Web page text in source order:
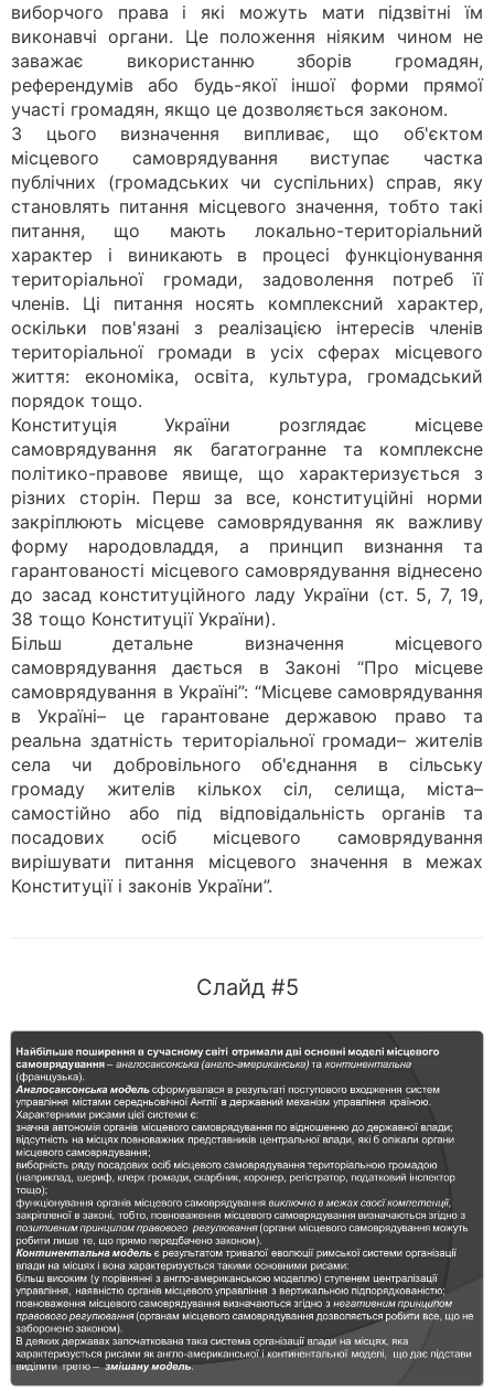
виборчого права і які можуть мати підзвітні їм
виконавчі органи. Це положення ніяким чином не
заважає використанню зборів громадян,
референдумів або будь-якої іншої форми прямої
участі громадян, якщо це дозволяється законом.
З цього визначення випливає, що об'єктом
місцевого самоврядування виступає частка
публічних (громадських чи суспільних) справ, яку
становлять питання місцевого значення, тобто такі
питання, що мають локально-територіальний
характер і виникають в процесі функціонування
територіальної громади, задоволення потреб її
членів. Ці питання носять комплексний характер,
оскільки пов'язані з реалізацією інтересів членів
територіальної громади в усіх сферах місцевого
життя: економіка, освіта, культура, громадський
порядок тощо.
Конституція України розглядає місцеве
самоврядування як багатогранне та комплексне
політико-правове явище, що характеризується з
різних сторін. Перш за все, конституційні норми
закріплюють місцеве самоврядування як важливу
форму народовладдя, а принцип визнання та
гарантованості місцевого самоврядування віднесено
до засад конституційного ладу України (ст. 5, 7, 19,
38 тощо Конституції України).
Більш детальне визначення місцевого
самоврядування дається в Законі “Про місцеве
самоврядування в Україні”: “Місцеве самоврядування
в Україні– це гарантоване державою право та
реальна здатність територіальної громади– жителів
села чи добровільного об'єднання в сільську
громаду жителів кількох сіл, селища, міста–
самостійно або під відповідальність органів та
посадових осіб місцевого самоврядування
вирішувати питання місцевого значення в межах
Конституції і законів України”.
Слайд #5